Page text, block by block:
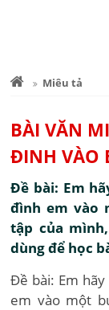
Miêu tả
BÀI VĂN
ĐINH VÀO
Đề bài: Em
đình em vào
tập của
dùng để học
Đề bài: Em
em vào một